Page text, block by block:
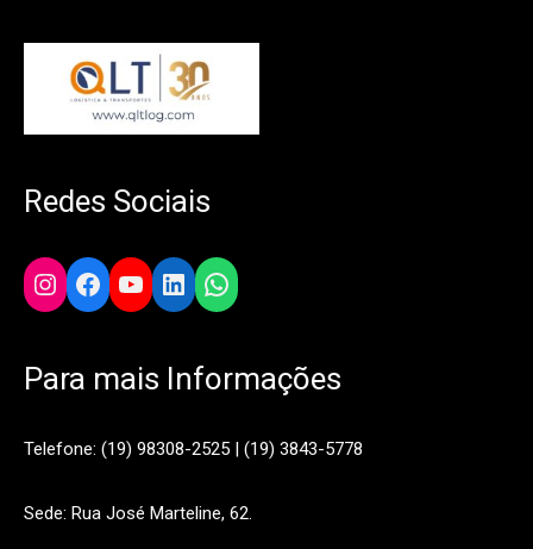
Redes Sociais
Instagram
Facebook
YouTube
LinkedIn
WhatsApp
Para mais Informações
Telefone: (19) 98308-2525 | (19) 3843-5778
Sede: Rua José Marteline, 62.